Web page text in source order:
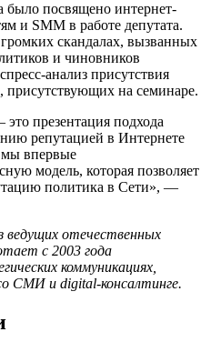
посвящено интернет-
и SMM в работе депутата.
скандалах, вызванных
и чиновников
анализ присутствия
присутствующих на семинаре.
презентация подхода
репутацией в Интернете
впервые
модель, которая позволяет
политика в Сети», —
ведущих отечественных
с 2003 года
коммуникациях,
СМИ и digital-консалтинге.